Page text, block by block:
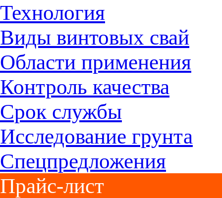
Технология
Виды винтовых свай
Области применения
Контроль качества
Срок службы
Исследование грунта
Спецпредложения
Прайс-лист